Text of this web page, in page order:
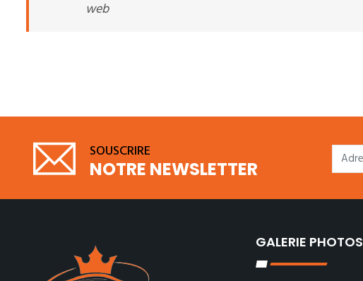
web
SOUSCRIRE
NOTRE NEWSLETTER
GALERIE PHOTOS